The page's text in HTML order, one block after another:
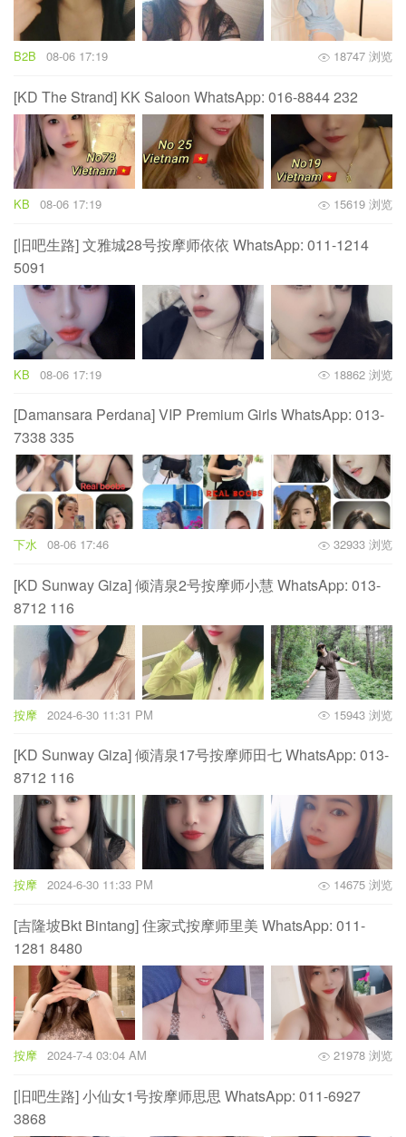
B2B 08-06 17:19 18747 浏览
[KD The Strand] KK Saloon WhatsApp: 016-8844 232
KB 08-06 17:19 15619 浏览
[旧吧生路] 文雅城28号按摩师依依 WhatsApp: 011-1214
5091
KB 08-06 17:19 18862 浏览
[Damansara Perdana] VIP Premium Girls WhatsApp: 013-
7338 335
下水 08-06 17:46 32933 浏览
[KD Sunway Giza] 倾清泉2号按摩师小慧 WhatsApp: 013-
8712 116
按摩 2024-6-30 11:31 PM 15943 浏览
[KD Sunway Giza] 倾清泉17号按摩师田七 WhatsApp: 013-
8712 116
按摩 2024-6-30 11:33 PM 14675 浏览
[吉隆坡Bkt Bintang] 住家式按摩师里美 WhatsApp: 011-
1281 8480
按摩 2024-7-4 03:04 AM 21978 浏览
[旧吧生路] 小仙女1号按摩师思思 WhatsApp: 011-6927
3868